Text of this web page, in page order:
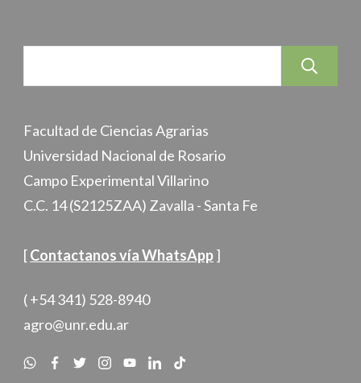
Facultad de Ciencias Agrarias
Universidad Nacional de Rosario
Campo Experimental Villarino
C.C. 14 (S2125ZAA) Zavalla - Santa Fe
[Contactanos vía WhatsApp]
( +54 341) 528-8940
agro@unr.edu.ar